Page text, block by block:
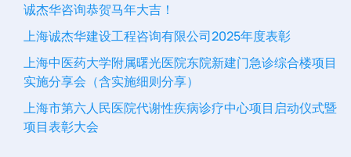
诚杰华咨询恭贺马年大吉！
上海诚杰华建设工程咨询有限公司2025年度表彰
上海中医药大学附属曙光医院东院新建门急诊综合楼项目
实施分享会（含实施细则分享）
上海市第六人民医院代谢性疾病诊疗中心项目启动仪式暨
项目表彰大会